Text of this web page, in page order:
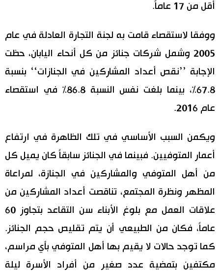
أقل من 17 عاماً.
ووفقا لاستقصاء قامت به لجنة التجارة العادلة في عام
2005 وشمل شركات جنائز من كل أنحاء اليابان، حظت
الإجابة ’’نقص أعداد المشاركين في الجنازات‘‘ بنسبة
67.8%، بينما بلغت نفس النسبة 86.8% في استقصاء
عام 2016.
ويكمن السبب الأساسي في تلك الظاهرة في ارتفاع
أعمار المتوفيين. فبينما في الجنائز سابقاً كان يميل كل
من أهل المتوفي والمشاركين في الجنازة، لمراعاة
المظهر ونظرة المجتمع، تناقصت أعداد المشاركين من
علاقات العمل مع بلوغ الأبناء سن التقاعد بتجاوز 60
عاماً، فكان من الطبيعي أن يتم تقليص حجم الجنائز.
كما توجد حالات لا يقيم بها أهل المتوفي بأي مراسم،
مكتفين بتمضية عدد صغير من أفراد الأسرة ليلة